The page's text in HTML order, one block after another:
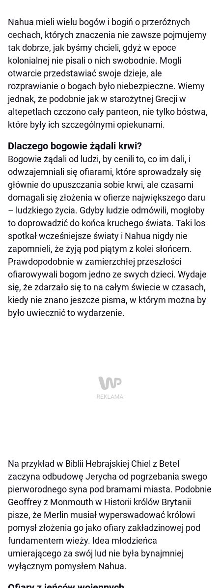
Nahua mieli wielu bogów i bogiń o przeróżnych
cechach, których znaczenia nie zawsze pojmujemy
tak dobrze, jak byśmy chcieli, gdyż w epoce
kolonialnej nie pisali o nich swobodnie. Mogli
otwarcie przedstawiać swoje dzieje, ale
rozprawianie o bogach było niebezpieczne. Wiemy
jednak, że podobnie jak w starożytnej Grecji w
altepetlach czczono cały panteon, nie tylko bóstwa,
które były ich szczególnymi opiekunami.
Dlaczego bogowie żądali krwi?
Bogowie żądali od ludzi, by cenili to, co im dali, i
odwzajemniali się ofiarami, które sprowadzały się
głównie do upuszczania sobie krwi, ale czasami
domagali się złożenia w ofierze największego daru
– ludzkiego życia. Gdyby ludzie odmówili, mogłoby
to doprowadzić do końca kruchego świata. Taki los
spotkał wcześniejsze światy i Nahua nigdy nie
zapomnieli, że żyją pod piątym z kolei słońcem.
Prawdopodobnie w zamierzchłej przeszłości
ofiarowywali bogom jedno ze swych dzieci. Wydaje
się, że zdarzało się to na całym świecie w czasach,
kiedy nie znano jeszcze pisma, w którym można by
było uwiecznić to wydarzenie.
Na przykład w Biblii Hebrajskiej Chiel z Betel
zaczyna odbudowę Jerycha od pogrzebania swego
pierworodnego syna pod bramami miasta. Podobnie
Geoffrey z Monmouth w Historii królów Brytanii
pisze, że Merlin musiał wyperswadować królowi
pomysł złożenia go jako ofiary zakładzinowej pod
fundamentem wieży. Idea młodzieńca
umierającego za swój lud nie była bynajmniej
wyłącznym pomysłem Nahua.